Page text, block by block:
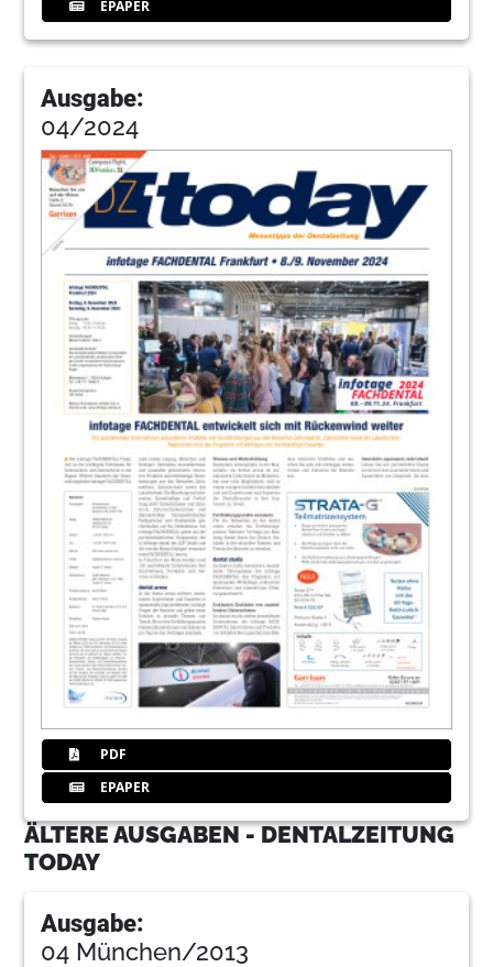
EPAPER
Ausgabe:
04/2024
PDF
EPAPER
ÄLTERE AUSGABEN - DENTALZEITUNG
TODAY
Ausgabe:
04 München/2013